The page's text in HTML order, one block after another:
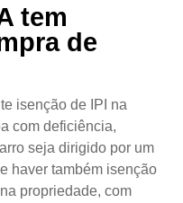
tem
de
isenção de IPI na
com deficiência,
seja dirigido por um
haver também isenção
propriedade, com